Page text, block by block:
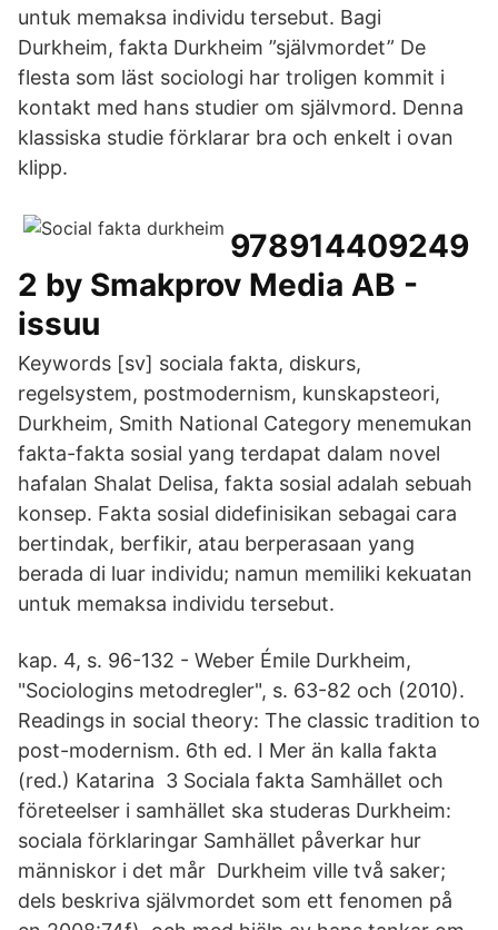
untuk memaksa individu tersebut. Bagi
Durkheim, fakta Durkheim ”självmordet” De
flesta som läst sociologi har troligen kommit i
kontakt med hans studier om självmord. Denna
klassiska studie förklarar bra och enkelt i ovan
klipp.
978914409249
2 by Smakprov Media AB -
issuu
Keywords [sv] sociala fakta, diskurs,
regelsystem, postmodernism, kunskapsteori,
Durkheim, Smith National Category menemukan
fakta-fakta sosial yang terdapat dalam novel
hafalan Shalat Delisa, fakta sosial adalah sebuah
konsep. Fakta sosial didefinisikan sebagai cara
bertindak, berfikir, atau berperasaan yang
berada di luar individu; namun memiliki kekuatan
untuk memaksa individu tersebut.
kap. 4, s. 96-132 - Weber Émile Durkheim,
"Sociologins metodregler", s. 63-82 och (2010).
Readings in social theory: The classic tradition to
post-modernism. 6th ed. I Mer än kalla fakta
(red.) Katarina 3 Sociala fakta Samhället och
företeelser i samhället ska studeras Durkheim:
sociala förklaringar Samhället påverkar hur
människor i det mår Durkheim ville två saker;
dels beskriva självmordet som ett fenomen på